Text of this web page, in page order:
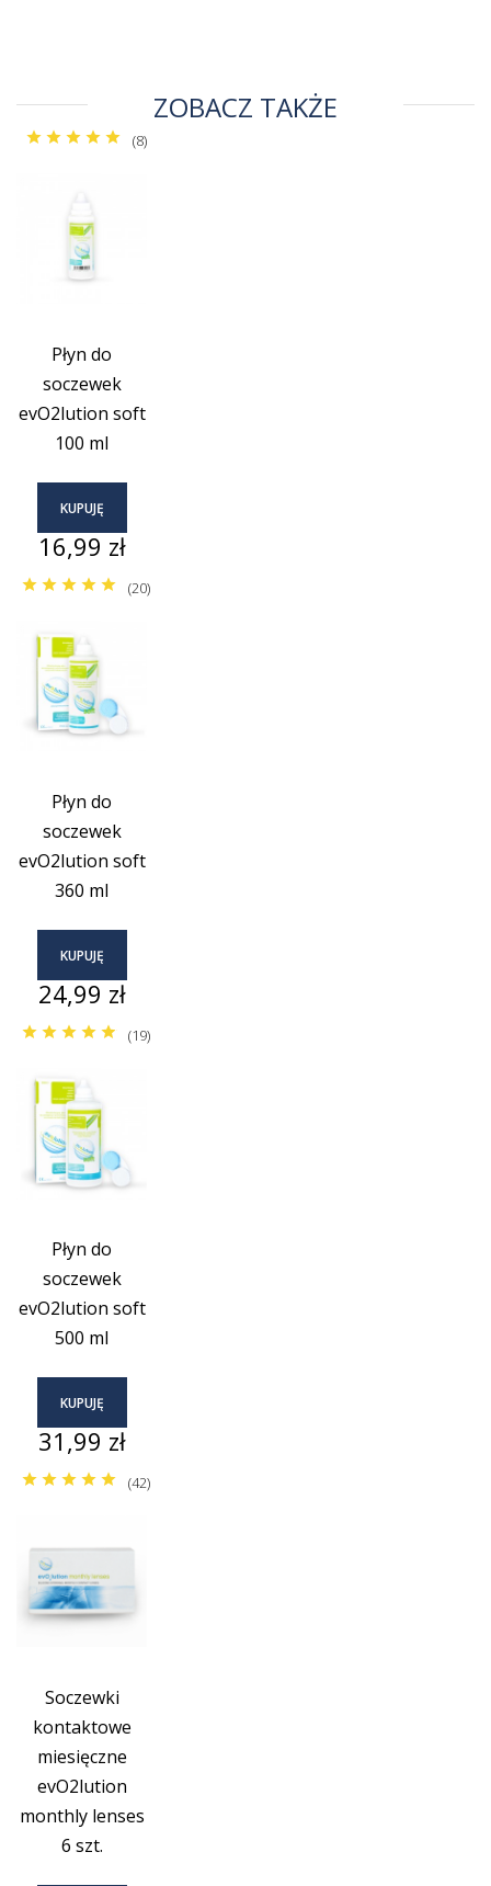
ZOBACZ TAKŻE
(8)
Płyn do
soczewek
evO2lution soft
100 ml
KUPUJĘ
Cena
16,99 zł
(20)
Płyn do
soczewek
evO2lution soft
360 ml
KUPUJĘ
Cena
24,99 zł
(19)
Płyn do
soczewek
evO2lution soft
500 ml
KUPUJĘ
Cena
31,99 zł
(42)
Soczewki
kontaktowe
miesięczne
evO2lution
monthly lenses
6 szt.